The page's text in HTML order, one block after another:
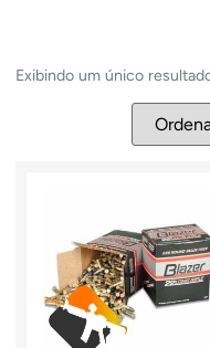
Exibindo um único